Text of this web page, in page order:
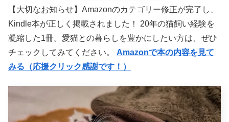
【大切なお知らせ】Amazonのカテゴリー修正が完了し、
Kindle本が正しく掲載されました！ 20年の猫飼い経験を
凝縮した1冊。愛猫との暮らしを豊かにしたい方は、ぜひ
チェックしてみてください。 Amazonで本の内容を見て
みる（応援クリック感謝です！）